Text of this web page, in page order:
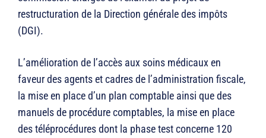
restructuration de la Direction générale des impôts
(DGI).
L’amélioration de l’accès aux soins médicaux en
faveur des agents et cadres de l’administration fiscale,
la mise en place d’un plan comptable ainsi que des
manuels de procédure comptables, la mise en place
des téléprocédures dont la phase test concerne 120